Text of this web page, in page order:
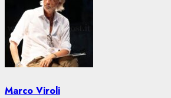
Marco Viroli